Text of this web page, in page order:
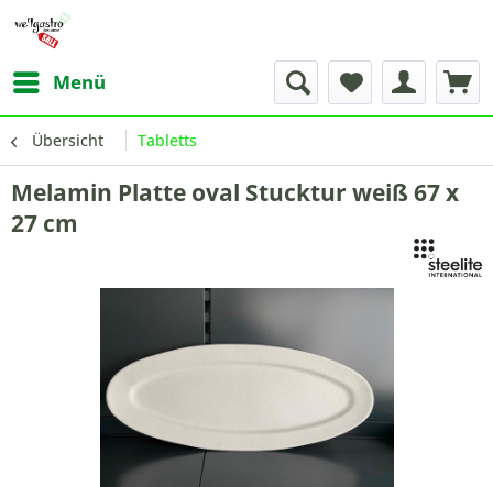
Menü
Übersicht Tabletts
Melamin Platte oval Stucktur weiß 67 x
27 cm